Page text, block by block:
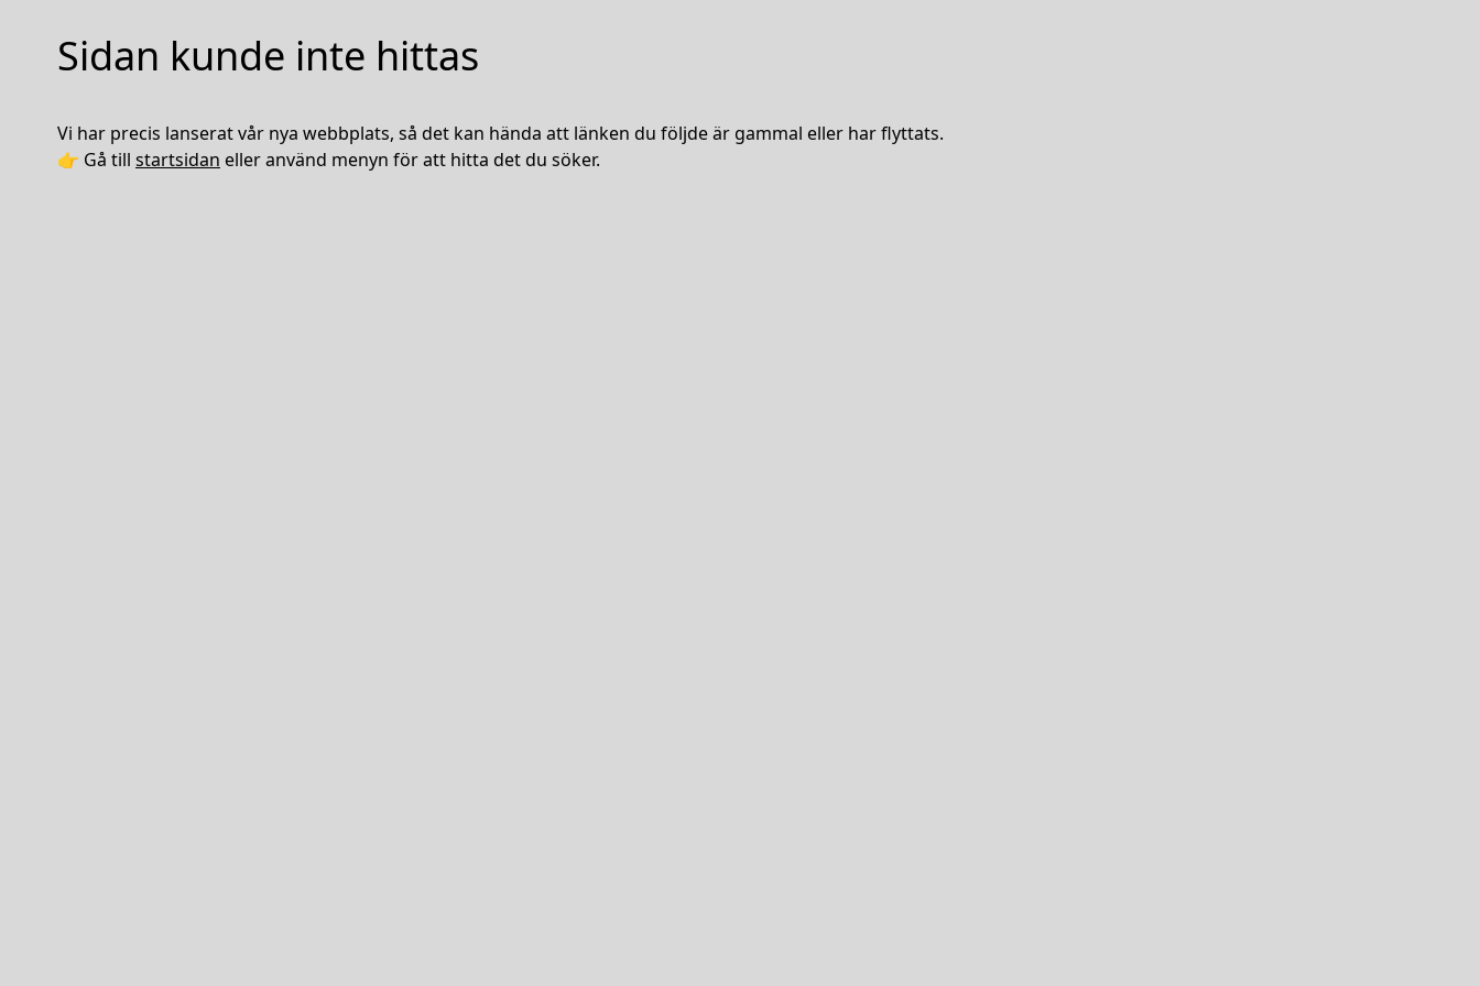
Sidan kunde inte hittas
Vi har precis lanserat vår nya webbplats, så det kan hända att länken du följde är gammal eller har flyttats.
👉 Gå till startsidan eller använd menyn för att hitta det du söker.